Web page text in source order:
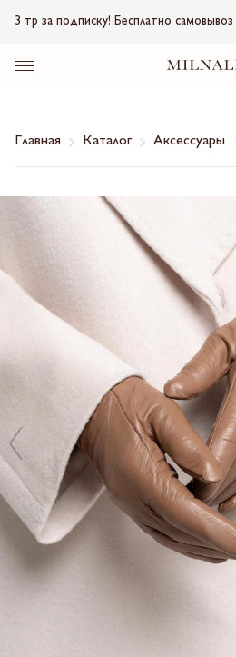
3 тр за подписку! Бесплатно самовывоз
Главная Каталог Аксессуары